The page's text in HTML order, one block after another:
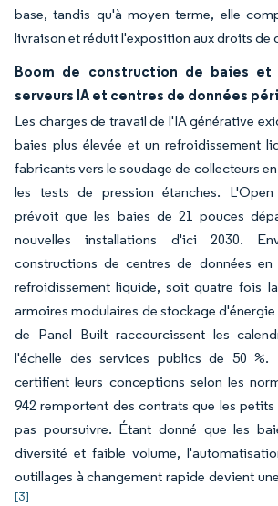
base, tandis qu'à moyen terme, elle
livraison et réduit l'exposition aux droits de
Boom de construction de baies et
serveurs IA et centres de données
Les charges de travail de l'IA générative
baies plus élevée et un refroidissement
fabricants vers le soudage de collecteurs
les tests de pression étanches.
prévoit que les baies de 21 pouces
nouvelles installations d'ici 2030.
constructions de centres de données en
refroidissement liquide, soit quatre fois
armoires modulaires de stockage d'énergie
de Panel Built raccourcissent les
l'échelle des services publics de 50 %.
certifient leurs conceptions selon les
942 remportent des contrats que les
pas poursuivre. Étant donné que les
diversité et faible volume,
outillages à changement rapide devient
[3]